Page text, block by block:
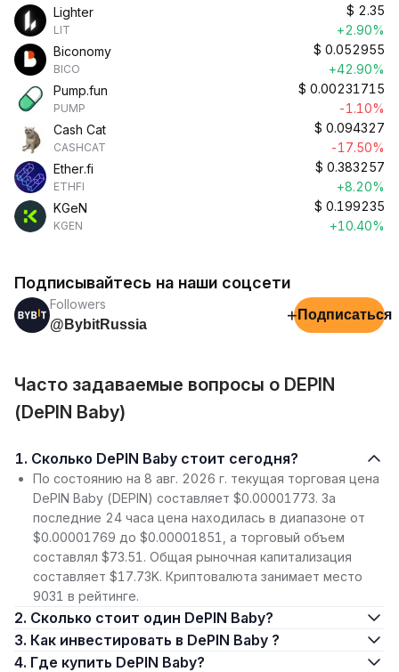
Lighter
LIT
$ 2.35
+2.90%
Biconomy
BICO
$ 0.052955
+42.90%
Pump.fun
PUMP
$ 0.00231715
-1.10%
Cash Cat
CASHCAT
$ 0.094327
-17.50%
Ether.fi
ETHFI
$ 0.383257
+8.20%
KGeN
KGEN
$ 0.199235
+10.40%
Подписывайтесь на наши соцсети
Followers
@BybitRussia
+ Подписаться
Часто задаваемые вопросы о DEPIN
(DePIN Baby)
1. Сколько DePIN Baby стоит сегодня?
По состоянию на 8 авг. 2026 г. текущая торговая цена
DePIN Baby (DEPIN) составляет $0.00001773. За
последние 24 часа цена находилась в диапазоне от
$0.00001769 до $0.00001851, а торговый объем
составлял $73.51. Общая рыночная капитализация
составляет $17.73K. Криптовалюта занимает место
9031 в рейтинге.
2. Сколько стоит один DePIN Baby?
3. Как инвестировать в DePIN Baby ?
4. Где купить DePIN Baby?